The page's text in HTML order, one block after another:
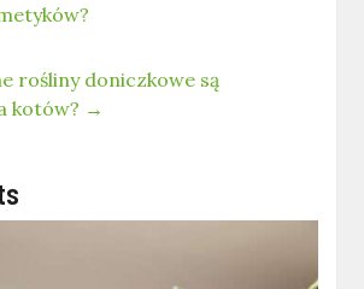
rośliny doniczkowe są
kotów? →